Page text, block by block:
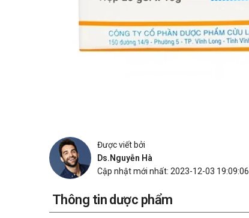
Được viết bởi
Ds.Nguyễn Hà
Cập nhật mới nhất: 2023-12-03 19:09:06
Thông tin dược phẩm